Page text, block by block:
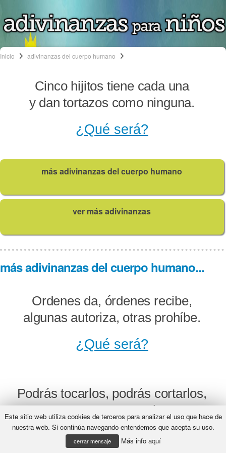
Inicio adivinanzas del cuerpo humano
Cinco hijitos tiene cada una
y dan tortazos como ninguna.
¿Qué será?
más adivinanzas del cuerpo humano
ver más adivinanzas
más adivinanzas del cuerpo humano...
Ordenes da, órdenes recibe,
algunas autoriza, otras prohíbe.
¿Qué será?
Podrás tocarlos, podrás cortarlos,
pero nunca contarlos.
¿Qué será?
Este sitio web utiliza cookies de terceros para analizar el uso que hace de
nuestra web. Si continúa navegando entendemos que acepta su uso.
cerrar mensaje Más info aquí